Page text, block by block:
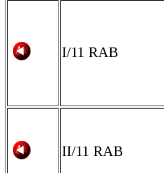
I/11 RAB
II/11 RAB